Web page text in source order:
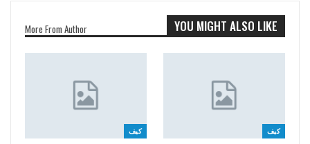
YOU MIGHT ALSO LIKE
More From Author
كيف كيف